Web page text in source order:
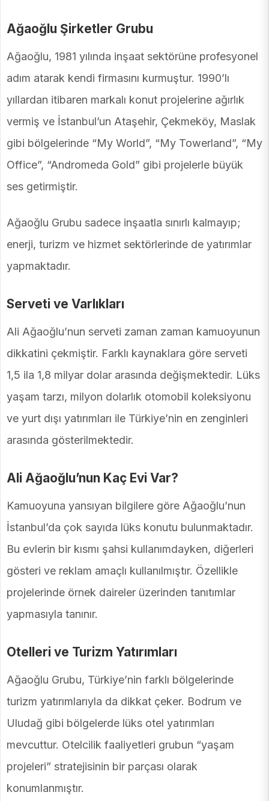
Ağaoğlu Şirketler Grubu
Ağaoğlu, 1981 yılında inşaat sektörüne profesyonel
adım atarak kendi firmasını kurmuştur. 1990’lı
yıllardan itibaren markalı konut projelerine ağırlık
vermiş ve İstanbul’un Ataşehir, Çekmeköy, Maslak
gibi bölgelerinde “My World”, “My Towerland”, “My
Office”, “Andromeda Gold” gibi projelerle büyük
ses getirmiştir.
Ağaoğlu Grubu sadece inşaatla sınırlı kalmayıp;
enerji, turizm ve hizmet sektörlerinde de yatırımlar
yapmaktadır.
Serveti ve Varlıkları
Ali Ağaoğlu’nun serveti zaman zaman kamuoyunun
dikkatini çekmiştir. Farklı kaynaklara göre serveti
1,5 ila 1,8 milyar dolar arasında değişmektedir. Lüks
yaşam tarzı, milyon dolarlık otomobil koleksiyonu
ve yurt dışı yatırımları ile Türkiye’nin en zenginleri
arasında gösterilmektedir.
Ali Ağaoğlu’nun Kaç Evi Var?
Kamuoyuna yansıyan bilgilere göre Ağaoğlu’nun
İstanbul’da çok sayıda lüks konutu bulunmaktadır.
Bu evlerin bir kısmı şahsi kullanımdayken, diğerleri
gösteri ve reklam amaçlı kullanılmıştır. Özellikle
projelerinde örnek daireler üzerinden tanıtımlar
yapmasıyla tanınır.
Otelleri ve Turizm Yatırımları
Ağaoğlu Grubu, Türkiye’nin farklı bölgelerinde
turizm yatırımlarıyla da dikkat çeker. Bodrum ve
Uludağ gibi bölgelerde lüks otel yatırımları
mevcuttur. Otelcilik faaliyetleri grubun “yaşam
projeleri” stratejisinin bir parçası olarak
konumlanmıştır.